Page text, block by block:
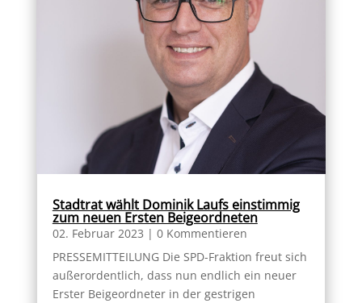
Stadtrat wählt Dominik Laufs einstimmig
zum neuen Ersten Beigeordneten
02. Februar 2023 | 0 Kommentieren
PRESSEMITTEILUNG Die SPD-Fraktion freut sich
außerordentlich, dass nun endlich ein neuer
Erster Beigeordneter in der gestrigen